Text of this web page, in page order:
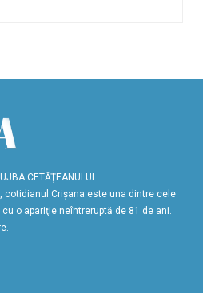
CETĂŢEANULUI
cotidianul Crişana este una dintre cele
o apariţie neîntreruptă de 81 de ani.